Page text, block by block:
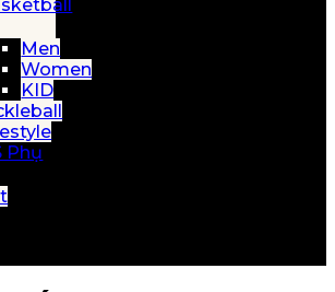
Men
Women
KID
Phụ